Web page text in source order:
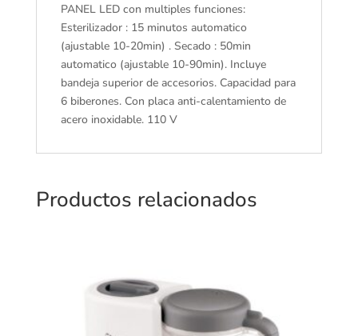
PANEL LED con multiples funciones:
Esterilizador : 15 minutos automatico
(ajustable 10-20min) . Secado : 50min
automatico (ajustable 10-90min). Incluye
bandeja superior de accesorios. Capacidad para
6 biberones. Con placa anti-calentamiento de
acero inoxidable. 110 V
Productos relacionados